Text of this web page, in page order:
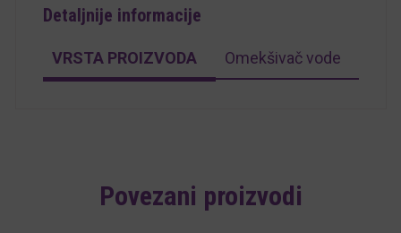
Detaljnije informacije
VRSTA PROIZVODA Omekšivač vode
Povezani proizvodi